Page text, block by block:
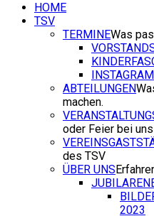
HOME
TSV
TERMINEWas
INSTAGRAM
ABTEILUNGEN
machen.
oder Feier bei uns
des TSV
ÜBER UNS
2023